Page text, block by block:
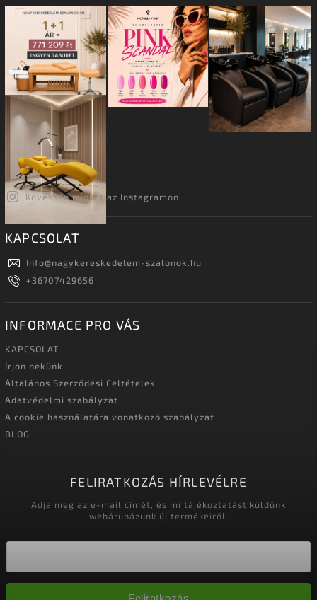
Kövessen minket az Instagramon
KAPCSOLAT
Info@nagykereskedelem-szalonok.hu
+36707429656
INFORMACE PRO VÁS
KAPCSOLAT
Írjon nekünk
Általános Szerződési Feltételek
Adatvédelmi szabályzat
A cookie használatára vonatkozó szabályzat
BLOG
FELIRATKOZÁS HÍRLEVÉLRE
Adja meg az e-mail címét, és mi tájékoztatást küldünk
webáruházunk új termékeiről.